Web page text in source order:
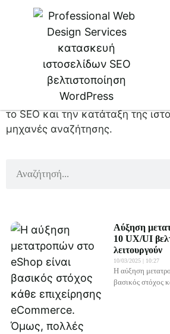
Λέξεις-
Κλειδιά
Ανακαλύψτε πώς να επιλέξετε
χρησιμοποιήσετε λέξεις-κλειδιά
το SEO και την κατάταξη της
μηχανές αναζήτησης.
Αύξηση
10 UX/UI
λειτουργούν
10/03/2025 10:27
Η αύξηση
βασικός στόχος